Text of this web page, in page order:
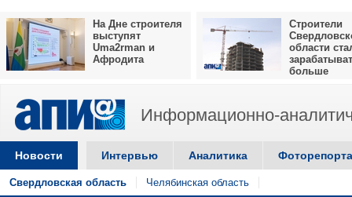
На Дне строителя
выступят
Uma2rman и
Афродита
Строители
области
больше
Информационно-
Новости Интервью Аналитика
Свердловская область Челябинская область